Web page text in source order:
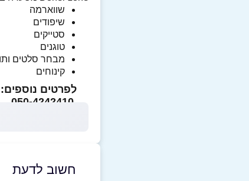
שווארמה
שיפודים
סטייקים
טוגנים
מבחר סלטים
קינוחים
לפרטים נוספים:
חשוב לדעת